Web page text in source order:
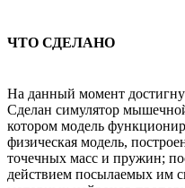
ЧТО СДЕЛАНО
На данный момент
Сделан симулятор
котором модель
физическая модель,
точечных масс и пружин;
действием посылаемых им